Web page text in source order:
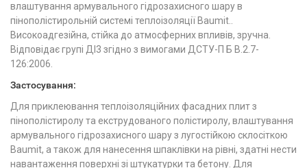
влаштування армувального гідрозахисного шару в
пінополістирольній системі теплоізоляції Baumit..
Високоадгезійна, стійка до атмосферних впливів, зручна.
Відповідає групі ДІ3 згідно з вимогами ДСТУ-П Б В.2.7-
126:2006.
Застосування:
Для приклеювання теплоізоляційних фасадних плит з
пінополістиролу та екструдованого полістиролу, влаштування
армувального гідрозахисного шару з лугостійкою склосіткою
Baumit, а також для нанесення шпаклівки на рівні, здатні нести
навантаження поверхні зі штукатурки та бетону. Для